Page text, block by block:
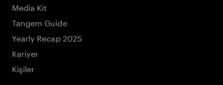
Media Kit
Tangem Guide
Yearly Recap 2025
Kariyer
Kişiler